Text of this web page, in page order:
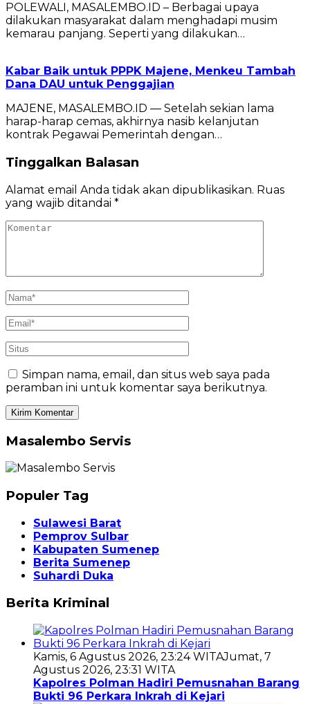
POLEWALI, MASALEMBO.ID – Berbagai upaya
dilakukan masyarakat dalam menghadapi musim
kemarau panjang. Seperti yang dilakukan…
Kabar Baik untuk PPPK Majene, Menkeu Tambah
Dana DAU untuk Penggajian
MAJENE, MASALEMBO.ID — Setelah sekian lama
harap-harap cemas, akhirnya nasib kelanjutan
kontrak Pegawai Pemerintah dengan…
Tinggalkan Balasan
Alamat email Anda tidak akan dipublikasikan. Ruas
yang wajib ditandai *
Simpan nama, email, dan situs web saya pada
peramban ini untuk komentar saya berikutnya.
Masalembo Servis
Populer Tag
Sulawesi Barat
Pemprov Sulbar
Kabupaten Sumenep
Berita Sumenep
Suhardi Duka
Berita Kriminal
Kamis, 6 Agustus 2026, 23:24 WITAJumat, 7
Agustus 2026, 23:31 WITA
Kapolres Polman Hadiri Pemusnahan Barang
Bukti 96 Perkara Inkrah di Kejari